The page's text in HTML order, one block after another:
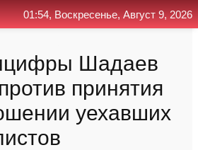
Шадаев
принятия
уехавших
01:54, Воскресенье, Август 9, 2026